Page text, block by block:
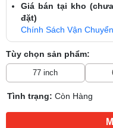
Giá bán tại kho
đặt)
Chính Sách Vận
Tùy chọn sản phẩm:
77 inch
Tình trạng:Còn Hàng